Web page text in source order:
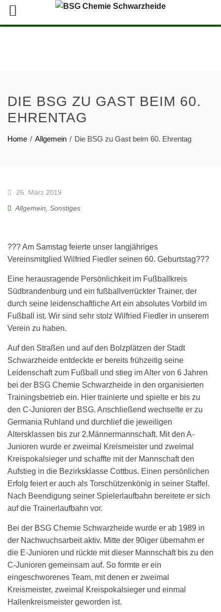
DIE BSG ZU GAST BEIM 60.
EHRENTAG
Home Allgemein Die BSG zu Gast beim 60. Ehrentag
26. März 2019
Allgemein Sonstiges
??? Am Samstag feierte unser langjähriges
Vereinsmitglied Wilfried Fiedler seinen 60. Geburtstag???
Eine herausragende Persönlichkeit im Fußballkreis
Südbrandenburg und ein fußballverrückter Trainer, der
durch seine leidenschaftliche Art ein absolutes Vorbild im
Fußball ist. Wir sind sehr stolz Wilfried Fiedler in unserem
Verein zu haben.
Auf den Straßen und auf den Bolzplätzen der Stadt
Schwarzheide entdeckte er bereits frühzeitig seine
Leidenschaft zum Fußball und stieg im Alter von 6 Jahren
bei der BSG Chemie Schwarzheide in den organisierten
Trainingsbetrieb ein. Hier trainierte und spielte er bis zu
den C-Junioren der BSG. Anschließend wechselte er zu
Germania Ruhland und durchlief die jeweiligen
Altersklassen bis zur 2.Männermannschaft. Mit den A-
Junioren wurde er zweimal Kreismeister und zweimal
Kreispokalsieger und schaffte mit der Mannschaft den
Aufstieg in die Bezirksklasse Cottbus. Einen persönlichen
Erfolg feiert er auch als Torschützenkönig in seiner Staffel.
Nach Beendigung seiner Spielerlaufbahn bereitete er sich
auf die Trainerlaufbahn vor.
Bei der BSG Chemie Schwarzheide wurde er ab 1989 in
der Nachwuchsarbeit aktiv. Mitte der 90iger übernahm er
die E-Junioren und rückte mit dieser Mannschaft bis zu den
C-Junioren gemeinsam auf. So formte er ein
eingeschworenes Team, mit denen er zweimal
Kreismeister, zweimal Kreispokalsieger und einmal
Hallenkreismeister geworden ist.